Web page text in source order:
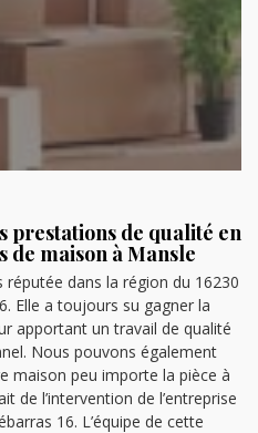
prestations de qualité en
de maison à Mansle
réputée dans la région du 16230
Elle a toujours su gagner la
apportant un travail de qualité
Nous pouvons également
maison peu importe la pièce à
de l’intervention de l’entreprise
16. L’équipe de cette